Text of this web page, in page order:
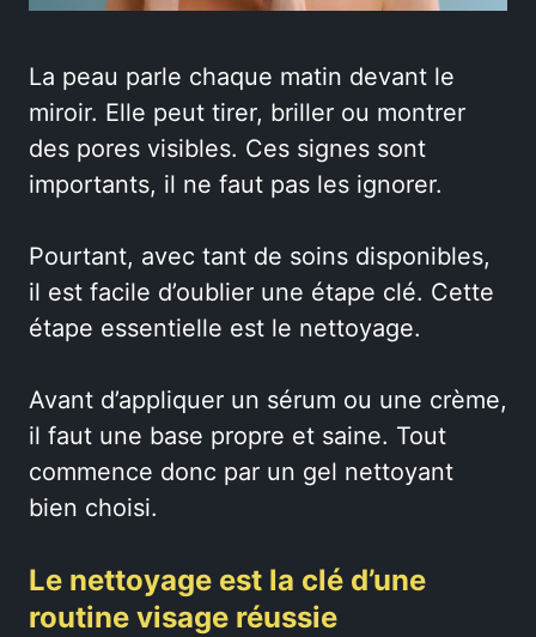
La peau parle chaque matin devant le
miroir. Elle peut tirer, briller ou montrer
des pores visibles. Ces signes sont
importants, il ne faut pas les ignorer.
Pourtant, avec tant de soins disponibles,
il est facile d’oublier une étape clé. Cette
étape essentielle est le nettoyage.
Avant d’appliquer un sérum ou une crème,
il faut une base propre et saine. Tout
commence donc par un gel nettoyant
bien choisi.
Le nettoyage est la clé d’une
routine visage réussie